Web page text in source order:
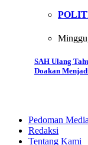
SAH Ulang
Doakan
Pedoman
Redaksi
Tentang Kami